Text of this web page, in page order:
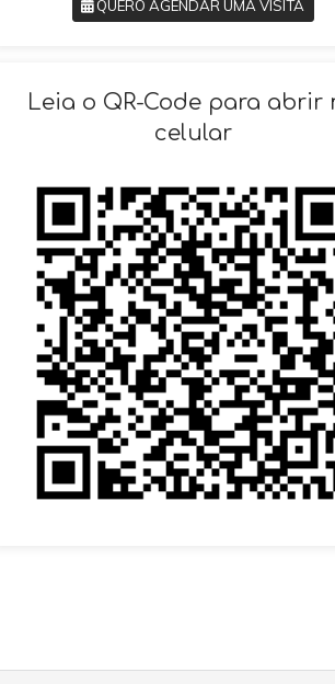
QUERO AGENDAR UMA VISITA
VOLTAR
Leia o QR-Code para abrir
celular